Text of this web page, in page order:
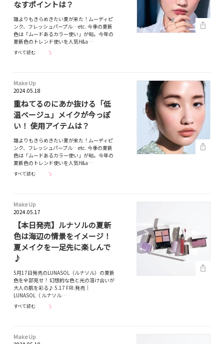
なすポイントは？
誰よりもきらめきたい夏が来た！ムーディピ
ンク、フレッシュパープル…etc. 今季の夏新
色は「ムードあるカラー使い」が旬。今年の
夏新色のトレンド使いを人気H&a…
すべて読む
Make Up
2024.05.18
重ねてるのにあか抜ける「低
温ベージュ」メイクが今っぽ
い！ 使用アイテムは？
誰よりもきらめきたい夏が来た！ムーディピ
ンク、フレッシュパープル…etc. 今季の夏新
色は「ムードあるカラー使い」が旬。今年の
夏新色のトレンド使いを人気H&a…
すべて読む
Make Up
2024.05.17
【本日発売】ルナソルの夏新
色は海辺の情景をイメージ！
夏メイクを一足先に楽しんで
♪
5月17日発売のLUNASOL（ルナソル）の夏新
色を全部見せ！ 幻想的な色と光の溶け合いが
大人の肌を彩る♪ 5.17 FRI.発売｜
LUNASOL（ ルナソル…
すべて読む
Make Up